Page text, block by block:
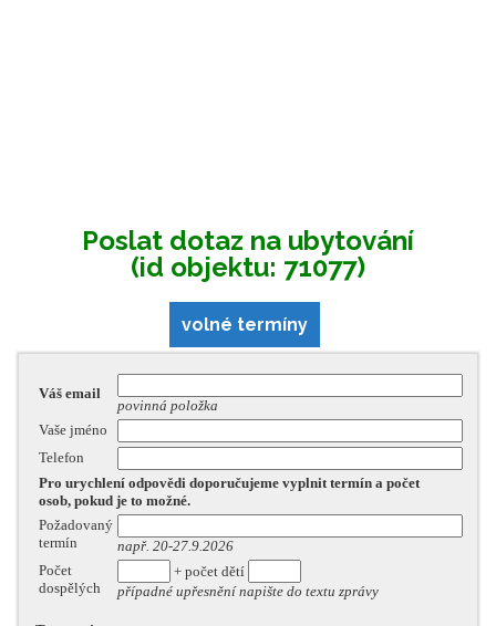
Poslat dotaz na ubytování
(id objektu: 71077)
volné termíny